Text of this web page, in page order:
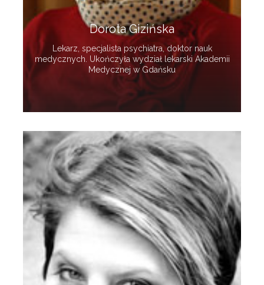
Dorota Gizińska
Lekarz, specjalista psychiatra, doktor nauk
medycznych. Ukończyła wydział lekarski Akademii
Medycznej w Gdańsku